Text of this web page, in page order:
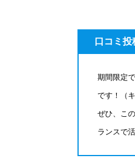
口コミ投
期間限定
です！（
ぜひ、こ
ランスで